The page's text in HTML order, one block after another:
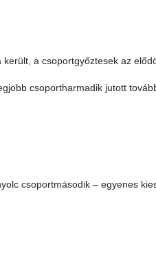
a csoportgyőztesek az
csoportharmadik jutott
csoportmásodik – egyenes